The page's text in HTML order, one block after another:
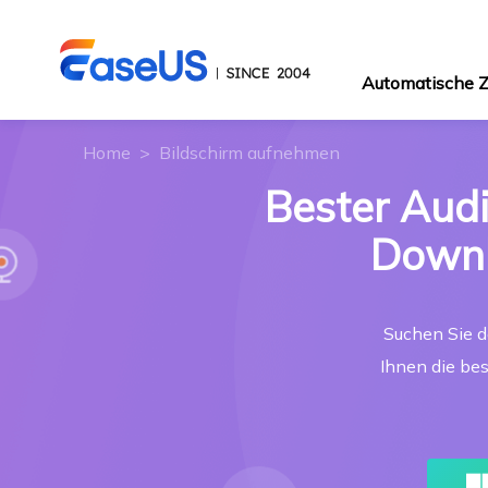
Automatische
Home > Bildschirm aufnehmen
Bester
Suchen Sie
Ihnen die